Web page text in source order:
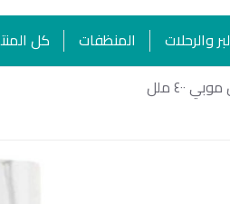
والرحلات المنظفات كل
ملل